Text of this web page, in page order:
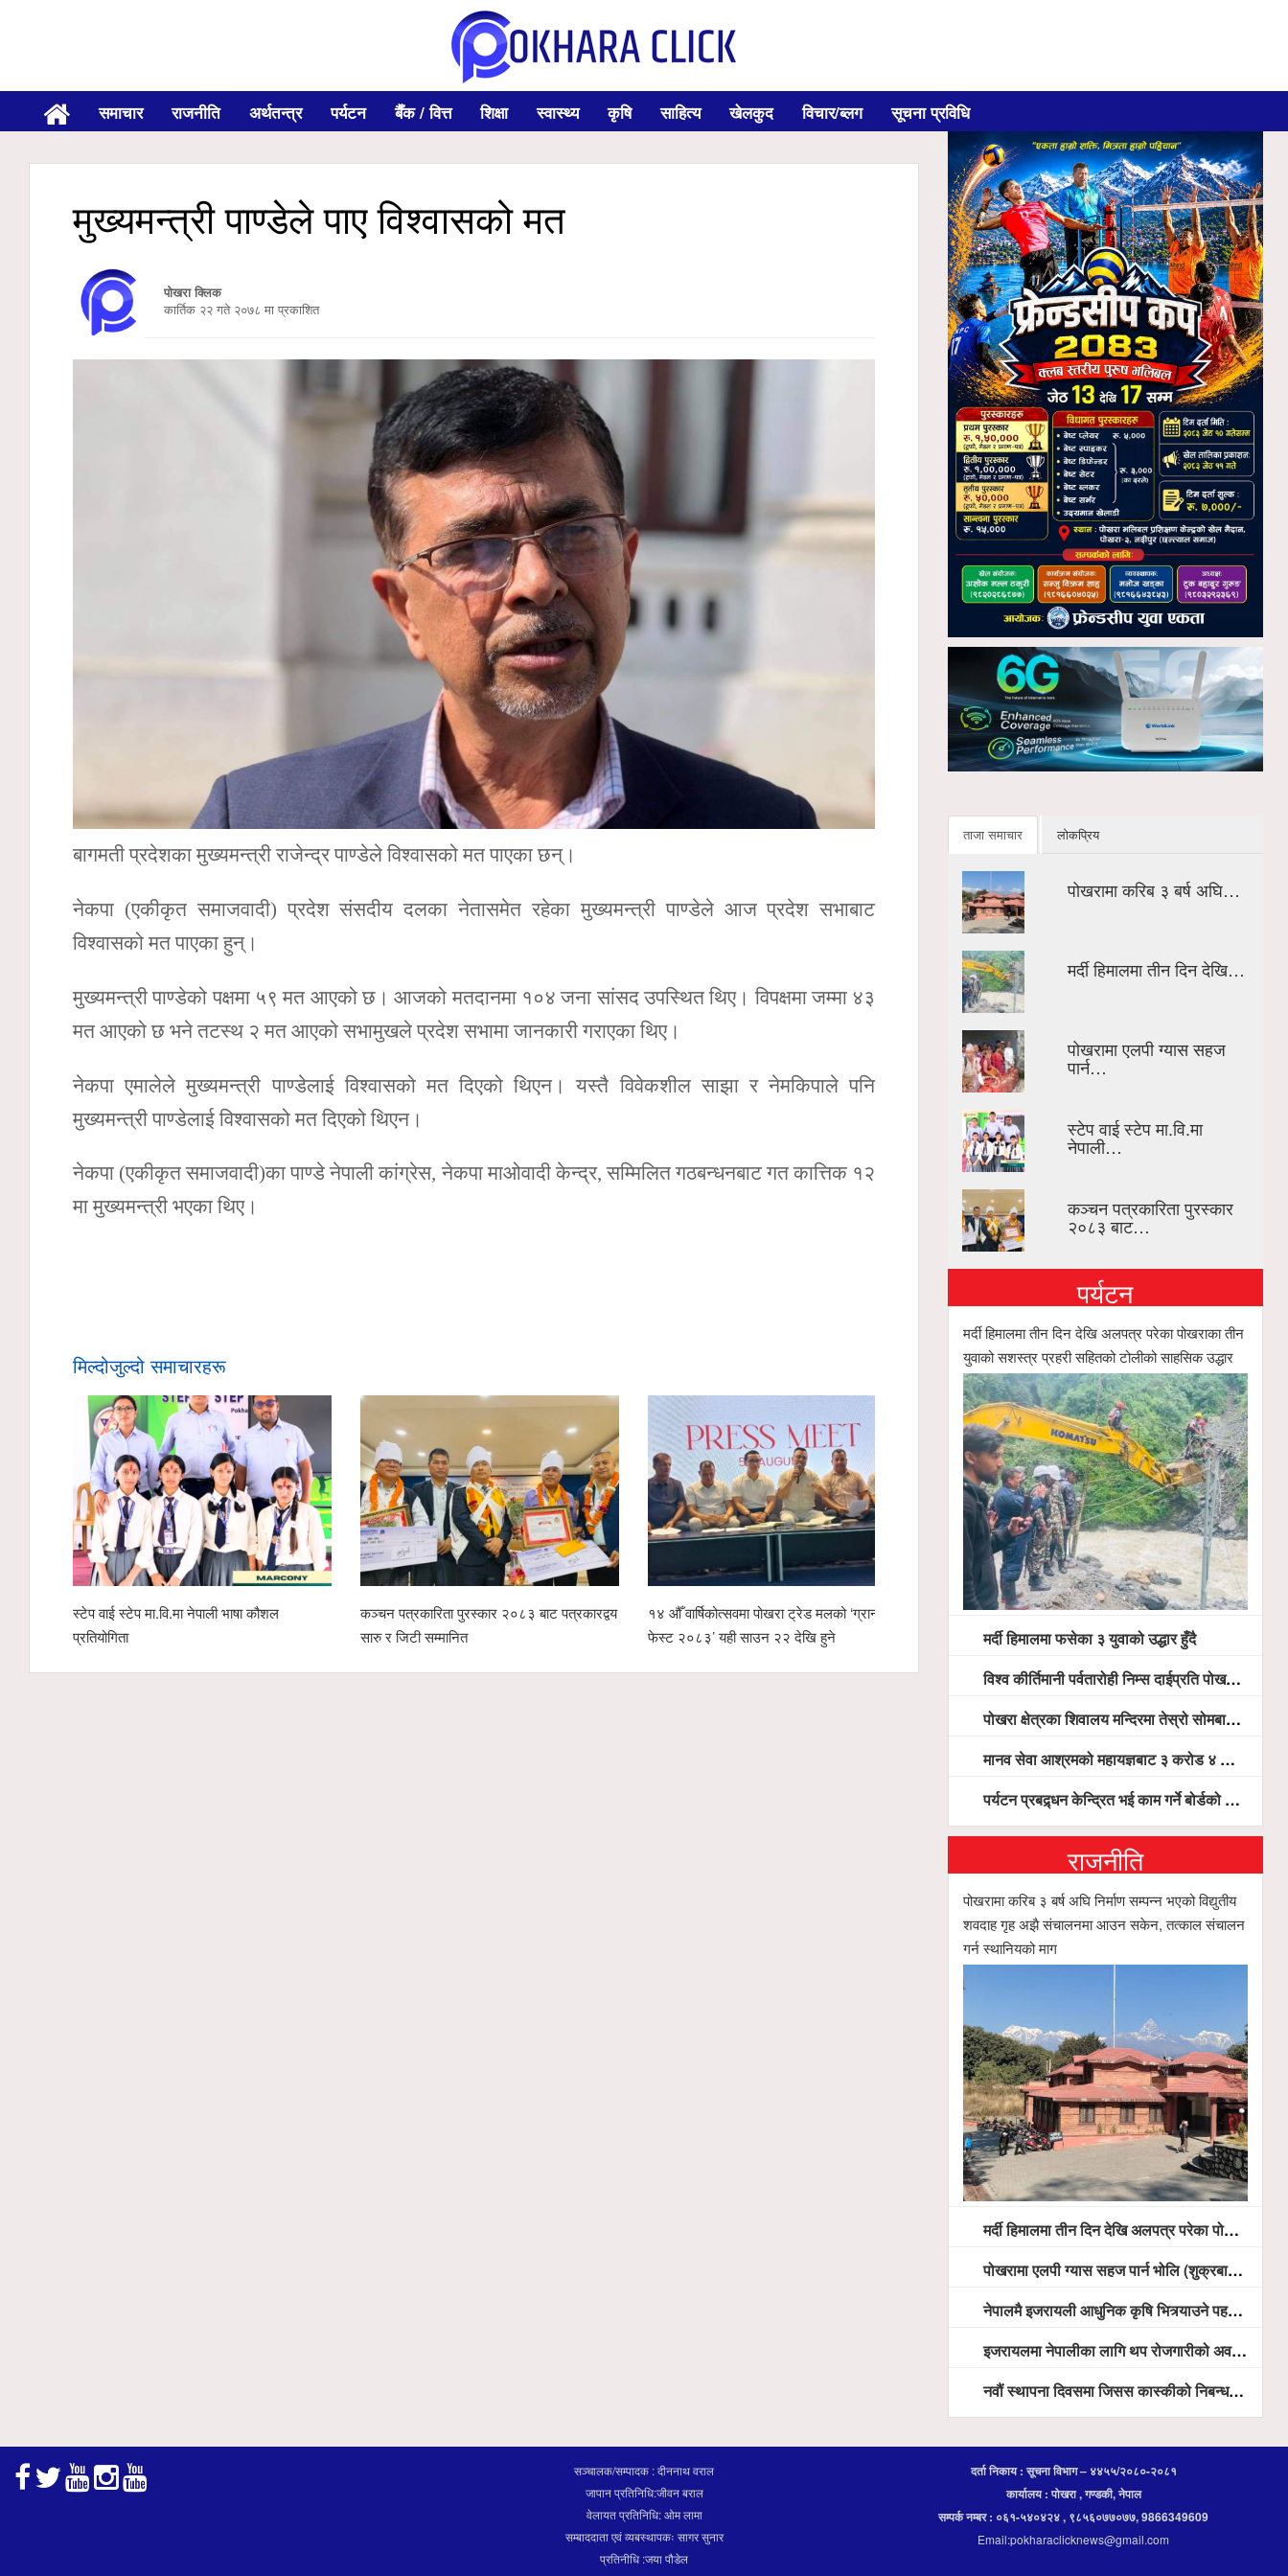
समाचार राजनीति अर्थतन्त्र पर्यटन बैँक / वित्त शिक्षा स्वास्थ्य कृषि साहित्य खेलकुद विचार/ब्लग सूचना प्रविधि
मुख्यमन्त्री पाण्डेले पाए विश्वासको मत
पोखरा क्लिक
कार्तिक २२ गते २०७८ मा प्रकाशित
बागमती प्रदेशका मुख्यमन्त्री राजेन्द्र पाण्डेले विश्वासको मत पाएका छन्।
नेकपा (एकीकृत समाजवादी) प्रदेश संसदीय दलका नेतासमेत रहेका मुख्यमन्त्री पाण्डेले आज प्रदेश सभाबाट
विश्वासको मत पाएका हुन्।
मुख्यमन्त्री पाण्डेको पक्षमा ५९ मत आएको छ। आजको मतदानमा १०४ जना सांसद उपस्थित थिए। विपक्षमा जम्मा ४३
मत आएको छ भने तटस्थ २ मत आएको सभामुखले प्रदेश सभामा जानकारी गराएका थिए।
नेकपा एमालेले मुख्यमन्त्री पाण्डेलाई विश्वासको मत दिएको थिएन। यस्तै विवेकशील साझा र नेमकिपाले पनि
मुख्यमन्त्री पाण्डेलाई विश्वासको मत दिएको थिएन।
नेकपा (एकीकृत समाजवादी)का पाण्डे नेपाली कांग्रेस, नेकपा माओवादी केन्द्र, सम्मिलित गठबन्धनबाट गत कात्तिक १२
मा मुख्यमन्त्री भएका थिए।
मिल्दोजुल्दो समाचारहरू
स्टेप वाई स्टेप मा.वि.मा नेपाली भाषा कौशल
प्रतियोगिता
कञ्चन पत्रकारिता पुरस्कार २०८३ बाट पत्रकारद्वय
सारु र जिटी सम्मानित
१४ औँ वार्षिकोत्सवमा पोखरा ट्रेड मलको ‘ग्रान्ड
फेस्ट २०८३’ यही साउन २२ देखि हुने
मर्दी हिमालमा फसेका ३ युवाको उद्धार हुँदै
गण्डकी
ताजा समाचार लोकप्रिय
पोखरामा करिब ३ बर्ष अघि…
मर्दी हिमालमा तीन दिन देखि…
पोखरामा एलपी ग्यास सहज
पार्न…
स्टेप वाई स्टेप मा.वि.मा
नेपाली…
कञ्चन पत्रकारिता पुरस्कार
२०८३ बाट…
पर्यटन
मर्दी हिमालमा तीन दिन देखि अलपत्र परेका पोखराका तीन
युवाको सशस्त्र प्रहरी सहितको टोलीको साहसिक उद्धार
मर्दी हिमालमा फसेका ३ युवाको उद्धार हुँदै
विश्व कीर्तिमानी पर्वतारोही निम्स दाईप्रति पोखरामा श्रद्धाञ्जली, दीप प्रज्वलन गर्दै योगदानको प्रशंसा (भिडियो सहित)
पोखरा क्षेत्रका शिवालय मन्दिरमा तेस्रो सोमबार भक्तजनको बिहानैदेखि घुइँचो
मानव सेवा आश्रमको महायज्ञबाट ३ करोड ४ लाख ५९ हजार बचत, १ करोड ४४ लाख उठ्न बाँकी, विना संचार माध्यम तर प्रचार प्रसारमै भयो १९ लाख खर्च !
पर्यटन प्रबद्र्धन केन्द्रित भई काम गर्ने बोर्डको योजना छः सदस्य पोखरेल, चलिय पोखरालाई थप प्रभावकारी बनाउन होटल संघको माग
राजनीति
पोखरामा करिब ३ बर्ष अघि निर्माण सम्पन्न भएको विद्युतीय
शवदाह गृह अझै संचालनमा आउन सकेन, तत्काल संचालन
गर्न स्थानियको माग
मर्दी हिमालमा तीन दिन देखि अलपत्र परेका पोखराका तीन युवाको सशस्त्र प्रहरी सहितको टोलीको साहसिक उद्धार
पोखरामा एलपी ग्यास सहज पार्न भोलि (शुक्रबार) देखि खुद्रा पसलबाटै बिक्रि वितरण हुने, स्टोर नगर्न आग्रह
नेपालमै इजरायली आधुनिक कृषि भित्र्याउने पहल ः पोखराका मेयर धनराज आचार्य र इजरायली राजदूतबीच सहकार्य विस्तारको संकेत
इजरायलमा नेपालीका लागि थप रोजगारीको अवसर विस्तार गरिने ः राजदूत बास
नवौं स्थापना दिवसमा जिसस कास्कीको निबन्ध प्रतियोगिता
सञ्चालक/सम्पादक : दीननाथ वराल
जापान प्रतिनिधि:जीवन बराल
वेलायत प्रतिनिधि: ओम लामा
सम्बाददाता एवं व्यबस्थापकः सागर सुनार
प्रतिनीधि :जया पौडेल
दर्ता निकाय : सूचना विभाग – ४४५५/२०८०-२०८१
कार्यालय : पोखरा , गण्डकी, नेपाल
सम्पर्क नम्बर : ०६१-५४०४२४ , ९८५६०७७०७७, 9866349609
Email:pokharaclicknews@gmail.com